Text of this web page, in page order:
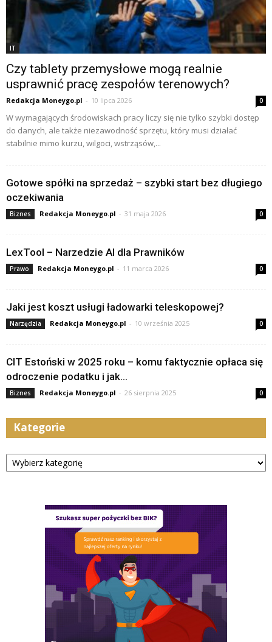
IT
Czy tablety przemysłowe mogą realnie
usprawnić pracę zespołów terenowych?
Redakcja Moneygo.pl - 10 lipca 2026 0
W wymagających środowiskach pracy liczy się nie tylko szybki dostęp
do danych, ale także niezawodność sprzętu, który musi działać
stabilnie mimo kurzu, wilgoci, wstrząsów,...
Gotowe spółki na sprzedaż – szybki start bez długiego
oczekiwania
Biznes Redakcja Moneygo.pl - 31 maja 2026 0
LexTool – Narzedzie AI dla Prawników
Prawo Redakcja Moneygo.pl - 11 marca 2026 0
Jaki jest koszt usługi ładowarki teleskopowej?
Narzędzia Redakcja Moneygo.pl - 10 września 2025 0
CIT Estoński w 2025 roku – komu faktycznie opłaca się
odroczenie podatku i jak...
Biznes Redakcja Moneygo.pl - 26 sierpnia 2025 0
Kategorie
Kategorie